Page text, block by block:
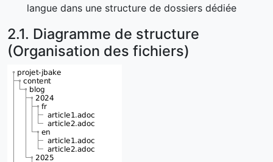
langue dans une structure de dossiers dédiée
2.1. Diagramme de structure
(Organisation des fichiers)